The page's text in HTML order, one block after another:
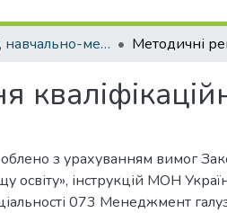
Навчальні, навчально-методичні видання
з урахуванням вимог
освіту», інструкцій МОН
073 Менеджмент